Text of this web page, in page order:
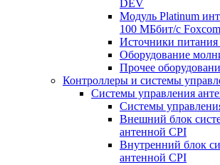
DEV
Модуль Platinum
100 МБбит/с Foxcom
Источники
Оборудование
Прочее
Контроллеры и системы
Системы управления
Системы
Внешний блок
антенной CPI
Внутренний блок
антенной CPI